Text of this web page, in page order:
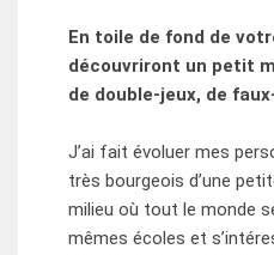
En toile de fond de
découvriront un petit
de double-jeux, de
J’ai fait évoluer mes
très bourgeois d’une
milieu où tout le monde
mêmes écoles et